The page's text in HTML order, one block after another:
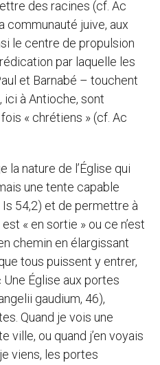
des racines (cf. Ac
communauté juive, aux
le centre de propulsion
par laquelle les
et Barnabé – touchent
ici à Antioche, sont
« chrétiens » (cf. Ac
la nature de l’Église qui
une tente capable
Is 54,2) et de permettre à
« en sortie » ou ce n’est
chemin en élargissant
tous puissent y entrer,
Une Église aux portes
gaudium, 46),
Quand je vois une
ville, ou quand j’en voyais
viens, les portes